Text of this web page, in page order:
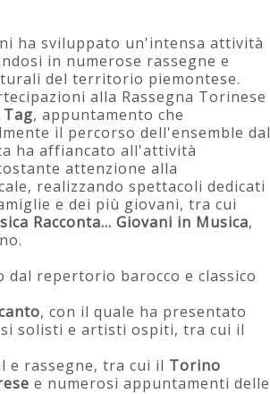
ha sviluppato un'intensa attività
in numerose rassegne e
del territorio piemontese.
alla Rassegna Torinese
, appuntamento che
il percorso dell'ensemble dal
ha affiancato all'attività
attenzione alla
realizzando spettacoli dedicati
e dei più giovani, tra cui
Racconta... Giovani in Musica,
repertorio barocco e classico
, con il quale ha presentato
solisti e artisti ospiti, tra cui il
e rassegne, tra cui il Torino
e numerosi appuntamenti delle